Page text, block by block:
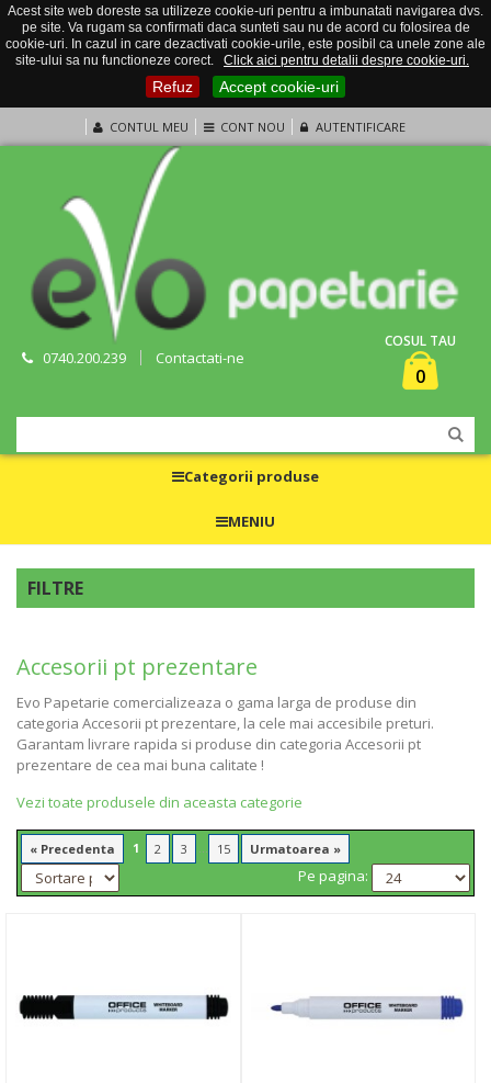
Acest site web doreste sa utilizeze cookie-uri pentru a imbunatati navigarea dvs.
pe site. Va rugam sa confirmati daca sunteti sau nu de acord cu folosirea de
cookie-uri. In cazul in care dezactivati cookie-urile, este posibil ca unele zone ale
site-ului sa nu functioneze corect.
Click aici pentru detalii despre cookie-uri.
Refuz Accept cookie-uri
CONTUL MEU CONT NOU AUTENTIFICARE
0740.200.239 Contactati-ne
COSUL TAU
0
Categorii produse
MENIU
FILTRE
Accesorii pt prezentare
Evo Papetarie comercializeaza o gama larga de produse din
categoria Accesorii pt prezentare, la cele mai accesibile preturi.
Garantam livrare rapida si produse din categoria Accesorii pt
prezentare de cea mai buna calitate !
Vezi toate produsele din aceasta categorie
« Precedenta 1 2 3 15 Urmatoarea »
Pe pagina: